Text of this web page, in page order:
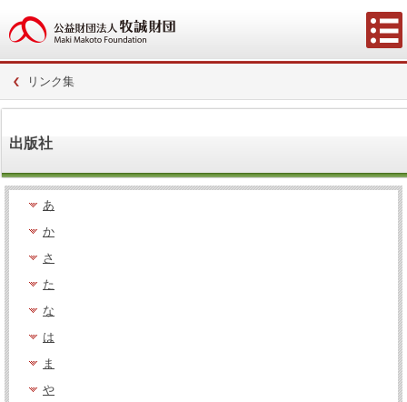
リンク集
出版社
あ
か
さ
た
な
は
ま
や